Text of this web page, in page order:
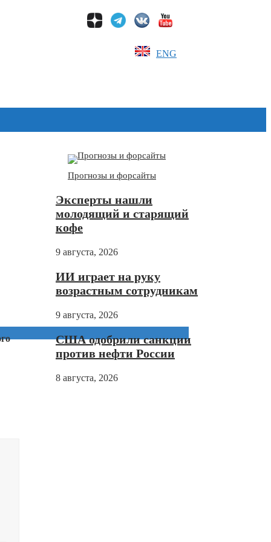
ENG
Прогнозы и форсайты
Эксперты нашли
молодящий и старящий
кофе
9 августа, 2026
ИИ играет на руку
возрастным сотрудникам
9 августа, 2026
США одобрили санкции
против нефти России
8 августа, 2026